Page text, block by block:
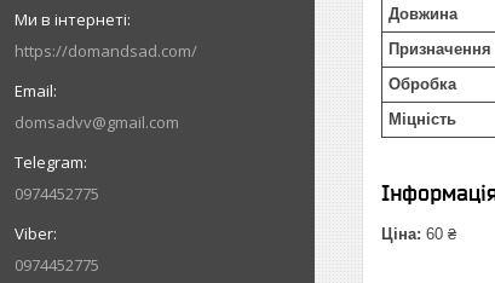
https://domandsad.com/
domsadvv@gmail.com
0974452775
0974452775
Довжина
Призначення
Обробка
Міцність
Ціна: 60 ₴